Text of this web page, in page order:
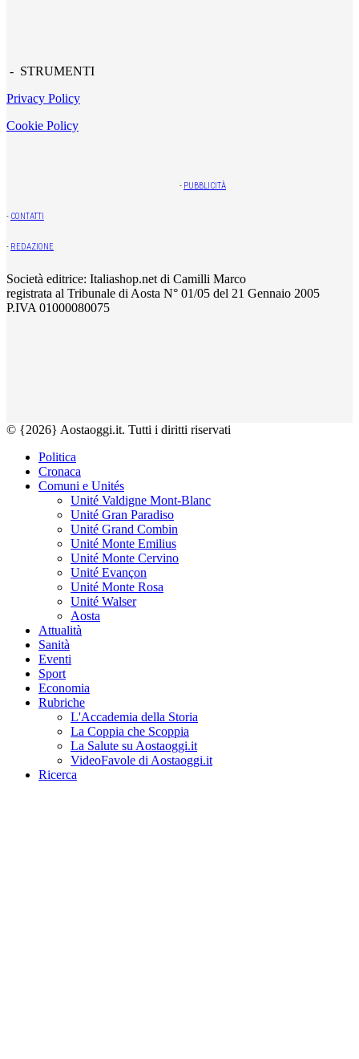
- STRUMENTI
Privacy Policy
Cookie Policy
- PUBBLICITÀ
- CONTATTI
- REDAZIONE
Società editrice: Italiashop.net di Camilli Marco
registrata al Tribunale di Aosta N° 01/05 del 21 Gennaio 2005
P.IVA 01000080075
© {2026} Aostaoggi.it. Tutti i diritti riservati
Politica
Cronaca
Comuni e Unités
Unité Valdigne Mont-Blanc
Unité Gran Paradiso
Unité Grand Combin
Unité Monte Emilius
Unité Monte Cervino
Unité Evançon
Unité Monte Rosa
Unité Walser
Aosta
Attualità
Sanità
Eventi
Sport
Economia
Rubriche
L'Accademia della Storia
La Coppia che Scoppia
La Salute su Aostaoggi.it
VideoFavole di Aostaoggi.it
Ricerca